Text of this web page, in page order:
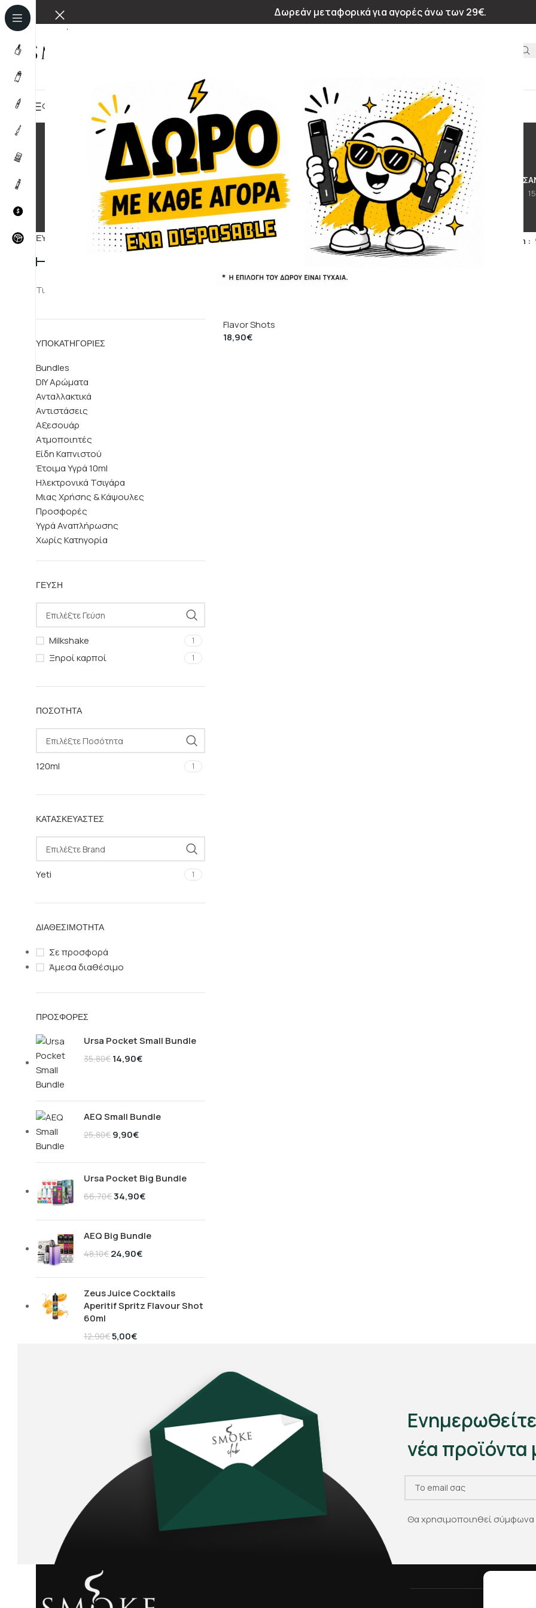
Δωρεάν μεταφορικά για αγορές άνω των 29€.
ΌΛΕΣ ΟΙ ΚΑΤΗΓΟΡΊΕΣ HOMEΚΑΤΆΣΤΗΜΑ
Pistachio
ΗΛΕΚΤΡΟΝΙΚΆ ΤΣΙΓΆΡΑΑΤΜΟΠΟΙΗΤΈΣ
35 Προϊόντα
ΥΓΡΆ ΑΝΑΠΛΉΡΩΣΗΣ
518 Προϊόντα
ΈΤΟΙΜΑ ΥΓΡΆ 10ML
81 Προϊόντα
DIY ΑΡΏΜΑΤΑ
19 Προϊόντα
ΜΙΑΣ ΧΡΉΣΗΣ & ΚΆΨΟΥΛΕΣ
135 Προϊόντα
BUNDLES
4 Προϊόντα
ΧΩΡΊΣ ΚΑΤΗΓΟΡΊΑ
3 Προϊόντα
ΕΎΡΟΣ ΤΙΜΉΣ
Τιμή:
ΥΠΟΚΑΤΗΓΟΡΊΕΣ
Bundles
DIY Αρώματα
Ανταλλακτικά
Αντιστάσεις
Αξεσουάρ
Ατμοποιητές
Είδη Καπνιστού
Έτοιμα Υγρά 10ml
Ηλεκτρονικά Τσιγάρα
Μιας Χρήσης & Κάψουλες
Προσφορές
Υγρά Αναπλήρωσης
Χωρίς Κατηγορία
ΓΕΎΣΗ
Milkshake 1
Ξηροί καρποί 1
ΠΟΣΌΤΗΤΑ
120ml 1
ΚΑΤΑΣΚΕΥΑΣΤΈΣ
Yeti 1
ΔΙΑΘΕΣΙΜΌΤΗΤΑ
Σε προσφορά
Άμεσα διαθέσιμο
ΠΡΟΣΦΟΡΈΣ
Ursa Pocket Small Bundle
35,80€ 14,90€
AEQ Small Bundle
25,80€ 9,90€
Ursa Pocket Big Bundle
66,70€34,90€
AEQ Big Bundle
48,10€ 24,90€
Zeus Juice Cocktails
Aperitif Spritz Flavour Shot
60ml
12,90€5,00€
Αρχική σελίδα Προϊόντα με ετικέτα “Pistachio” Εμφάνιση
Flavor Shots
18,90€
νέα προϊόντα
Θα χρησιμοποιηθεί σύμφωνα